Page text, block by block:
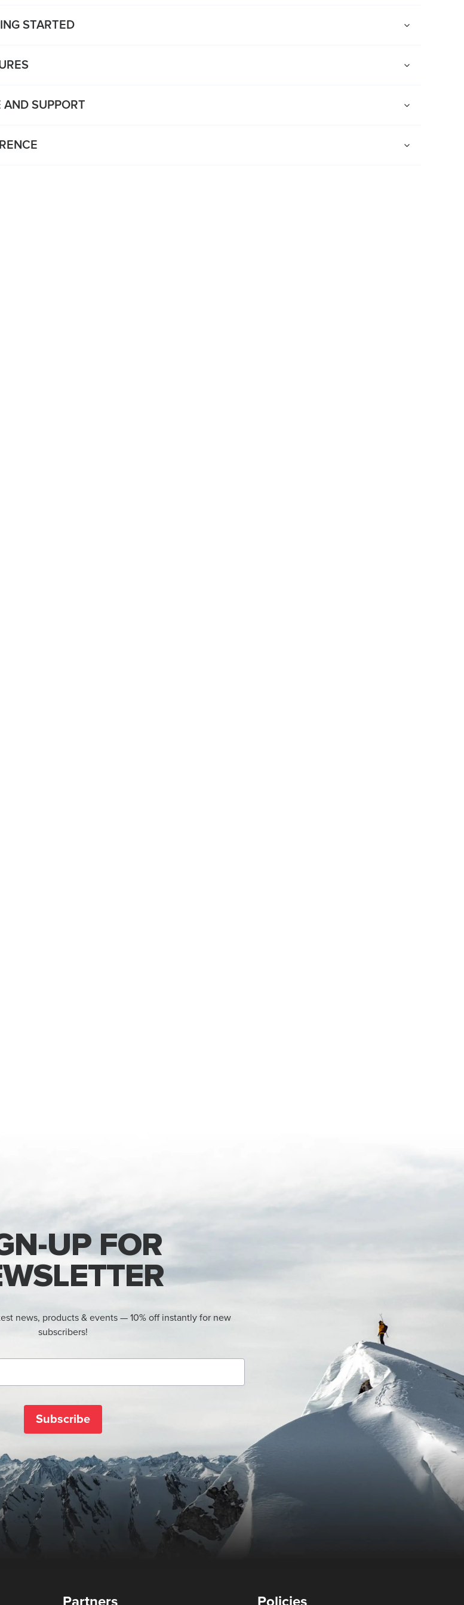
STARTED
AND SUPPORT
UP FOR
news, products & events — 10% off instantly for new
subscribers!
Subscribe
Partners Policies